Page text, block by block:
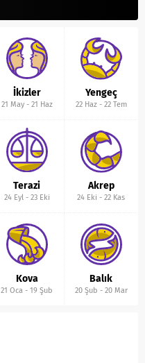
İkizler
21 May- 21 Haz
Yengeç
22 Haz- 22 Tem
Terazi
24 Eyl - 23 Eki
Akrep
24 Eki -22 Kas
Kova
21 Oca -19 Şub
Balık
20 Şub - 20 Mar